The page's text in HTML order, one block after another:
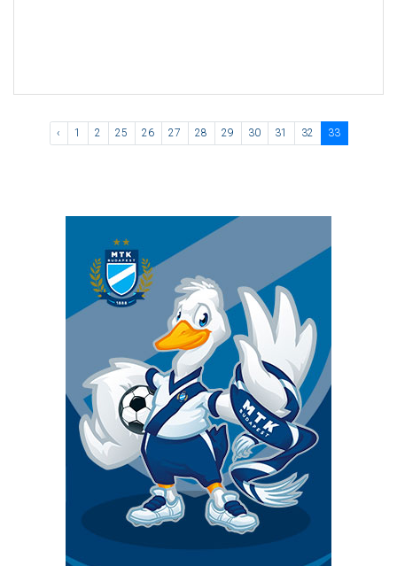
‹ 1 2 25 26 27 28 29 30 31 32 33